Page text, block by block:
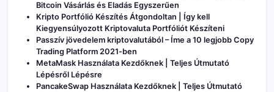
Bitcoin Vásárlás és Eladás Egyszerűen
Kripto Portfólió Készítés Átgondoltan | Így kell
Kiegyensúlyozott Kriptovaluta Portfóliót Készíteni
Passzív jövedelem kriptovalutából – Íme a 10 legjobb Copy
Trading Platform 2021-ben
MetaMask Használata Kezdőknek | Teljes Útmutató
Lépésről Lépésre
PancakeSwap Használata Kezdőknek | Teljes Útmutató